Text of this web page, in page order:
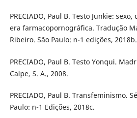
PRECIADO, Paul B. Testo Junkie:
era farmacopornográfica. Tradução
Ribeiro. São Paulo: n-1 edições, 2018b.
PRECIADO, Paul B. Testo Yonqui.
Calpe, S. A., 2008.
PRECIADO, Paul B. Transfeminismo.
Paulo: n-1 Edições, 2018c.